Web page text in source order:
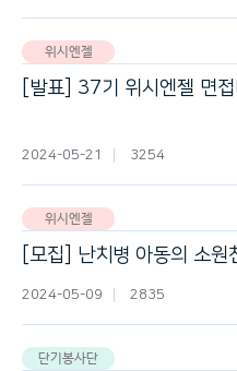
위시엔젤
[발표] 37기 위시엔젤 면
2024-05-21 3254
위시엔젤
[모집] 난치병 아동의 소
2024-05-09 2835
단기봉사단